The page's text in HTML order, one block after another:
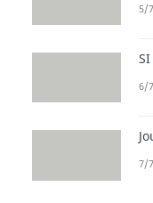
5/
6/
7/